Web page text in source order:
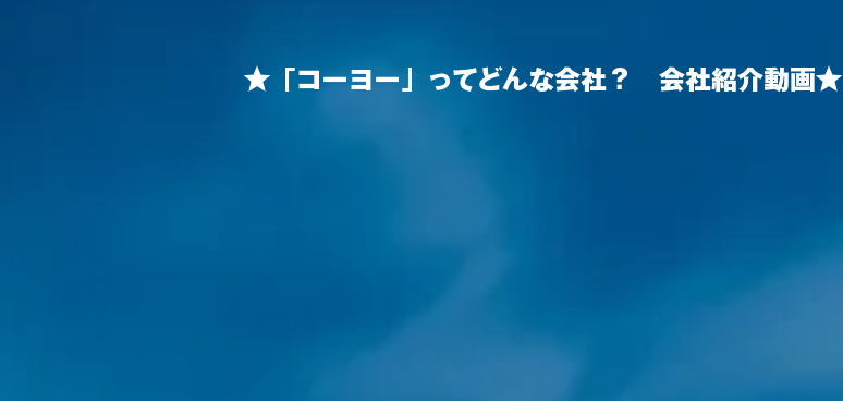
★​「コーヨー」ってどんな会社？ 会社紹介動画★